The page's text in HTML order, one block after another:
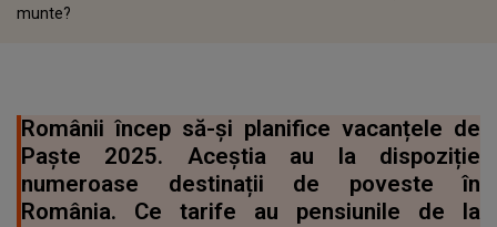
munte?
Românii încep să-și planifice vacanțele de
Paște 2025. Aceștia au la dispoziție
numeroase destinații de poveste în
România. Ce tarife au pensiunile de la